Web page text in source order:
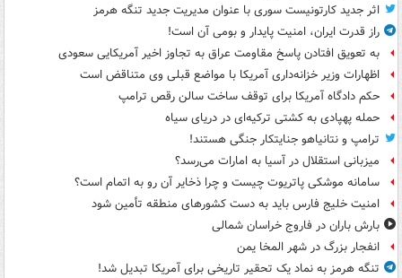
اثر جدید کارتونیست سوری با عنوان مدیریت جدید تنگه هرمز
راز قدرت ایران، امنیت پایدار و بومی آن است!
به تعویق افتادن پاسخ مقاومت عراق به تجاوز اخیر آمریکایی سعودی
اظهارات وزیر خزانه‌داری آمریکا با مواضع قبلی وی متناقض است
حکم دادگاه آمریکا برای توقف ساخت سالن رقص ترامپ
حمله پهپادی به کشتی ترکیه‌ای در دریای سیاه
ترامپ و نتانیاهو جنایتکار جنگی هستند!
میزبانی استقلال در آسیا به امارات می‌رسد؟
سامانه موشکی پاتریوت چیست و چرا ذخایر آن رو به اتمام است؟
امنیت خلیج فارس باید به دست کشورهای منطقه تأمین شود
بارش باران در فاروج خراسان شمالی
انفجار بزرگ در شهر المخا یمن
تنگه هرمز به نماد یک تحقیر تاریخی برای آمریکا تبدیل شد!